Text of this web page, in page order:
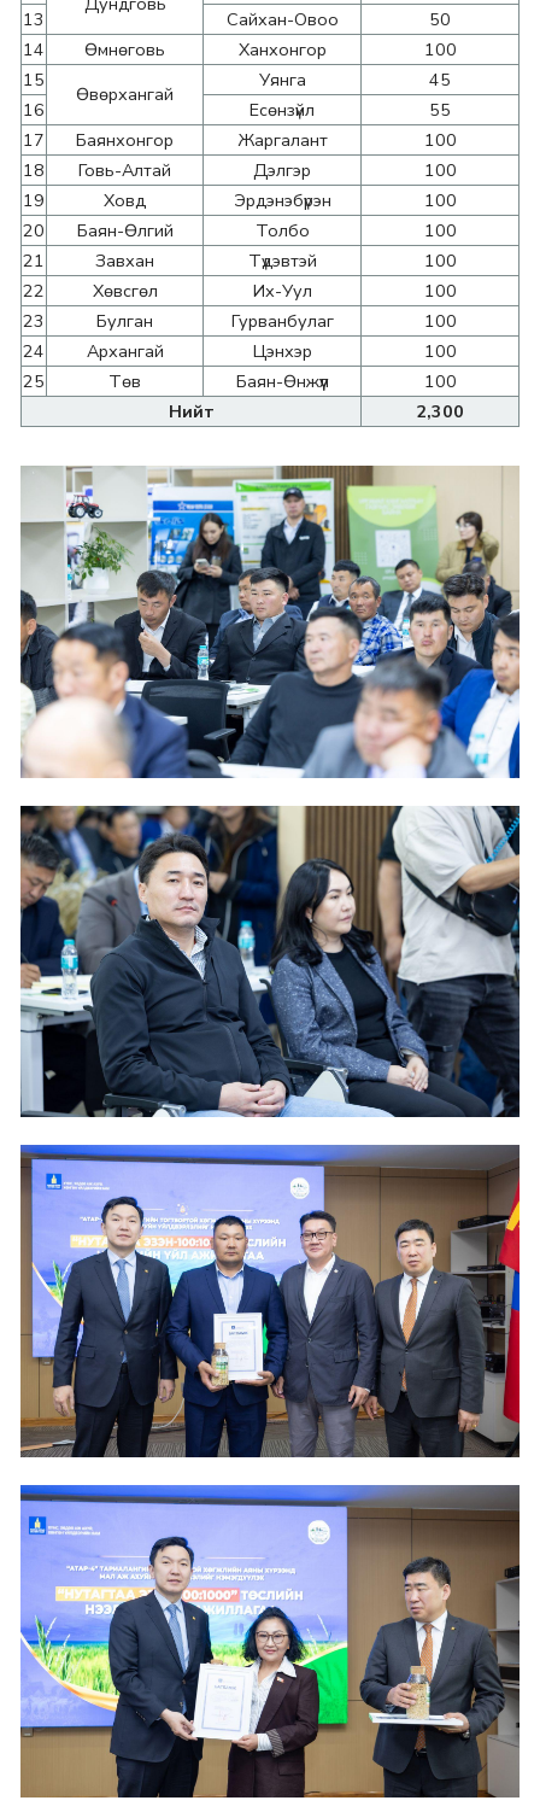
13
Сайхан-Овоо
50
14
Өмнөговь Ханхонгор
100
15
Өвөрхангай
Уянга
45
16
Есөнзүйл
55
17
Баянхонгор Жаргалант
100
18
Говь-Алтай Дэлгэр
100
19
Ховд Эрдэнэбүрэн
100
20
Баян-Өлгий Толбо
100
21
Завхан Түдэвтэй
100
22
Хөвсгөл Их-Уул
100
23
Булган Гурванбулаг
100
24
Архангай Цэнхэр
100
25
Төв Баян-Өнжүүл
100
Нийт
2,300